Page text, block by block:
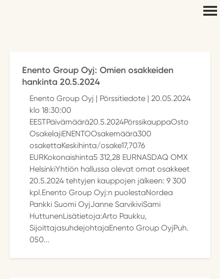
Enento Group Oyj: Omien osakkeiden
hankinta 20.5.2024
Enento Group Oyj | Pörssitiedote | 20.05.2024
klo 18:30:00
EESTPäivämäärä20.5.2024PörssikauppaOsto
OsakelajiENENTOOsakemäärä300
osakettaKeskihinta/osake17,7076
EURKokonaishinta5 312,28 EURNASDAQ OMX
HelsinkiYhtiön hallussa olevat omat osakkeet
20.5.2024 tehtyjen kauppojen jälkeen: 9 300
kpl.Enento Group Oyj:n puolestaNordea
Pankki Suomi OyjJanne SarvikiviSami
HuttunenLisätietoja:Arto Paukku,
SijoittajasuhdejohtajaEnento Group OyjPuh.
050...